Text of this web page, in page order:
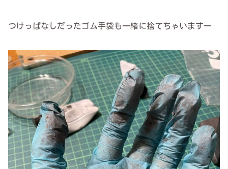
つけっぱなしだったゴム手袋も一緒に捨てちゃいますー